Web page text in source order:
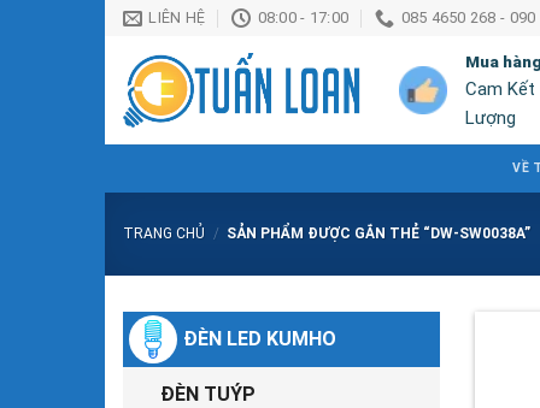
Chuyển
dung
LIÊN HỆ 08:00 - 17:00 085 4650 268 -
Mua
Cam Kết
Lượng
VỀ
TRANG CHỦ / SẢN PHẨM ĐƯỢC GẮN THẺ “DW-SW0038A”
ĐÈN LED KUMHO
ĐÈN TUÝP